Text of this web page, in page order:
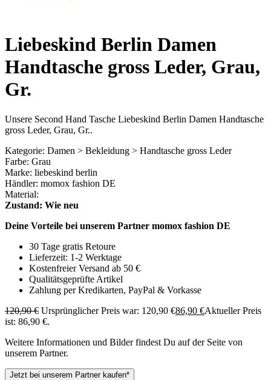
Liebeskind Berlin Damen
Handtasche gross Leder, Grau,
Gr.
Unsere Second Hand Tasche Liebeskind Berlin Damen Handtasche
gross Leder, Grau, Gr..
Kategorie: Damen > Bekleidung > Handtasche gross Leder
Farbe: Grau
Marke: liebeskind berlin
Händler: momox fashion DE
Material:
Zustand: Wie neu
Deine Vorteile bei unserem Partner momox fashion DE
30 Tage gratis Retoure
Lieferzeit: 1-2 Werktage
Kostenfreier Versand ab 50 €
Qualitätsgeprüfte Artikel
Zahlung per Kredikarten, PayPal & Vorkasse
120,90€ Ursprünglicher Preis war: 120,90 €86,90 €Aktueller Preis
ist: 86,90 €.
Weitere Informationen und Bilder findest Du auf der Seite von
unserem Partner.
Jetzt bei unserem Partner kaufen*